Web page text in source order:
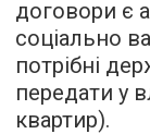
договори є
соціально
потрібні
передати у
квартир).